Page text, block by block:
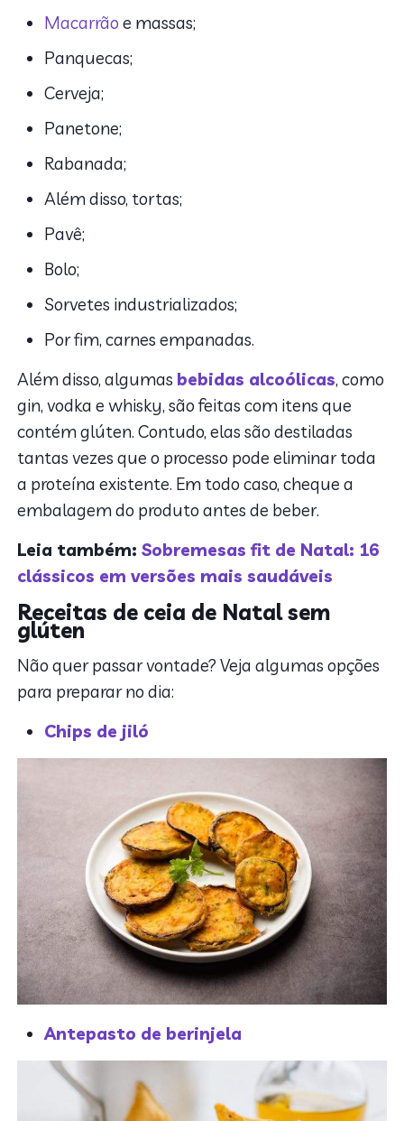
Macarrão e massas;
Panquecas;
Cerveja;
Panetone;
Rabanada;
Além disso, tortas;
Pavê;
Bolo;
Sorvetes industrializados;
Por fim, carnes empanadas.
Além disso, algumas bebidas alcoólicas, como
gin, vodka e whisky, são feitas com itens que
contém glúten. Contudo, elas são destiladas
tantas vezes que o processo pode eliminar toda
a proteína existente. Em todo caso, cheque a
embalagem do produto antes de beber.
Leia também:Sobremesas fit de Natal: 16
clássicos em versões mais saudáveis
Receitas de ceia de Natal sem
glúten
Não quer passar vontade? Veja algumas opções
para preparar no dia:
Chips de jiló
Antepasto de berinjela